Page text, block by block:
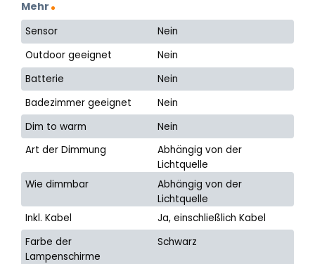
Mehr
Sensor
Nein
Outdoor geeignet
Nein
Batterie
Nein
Badezimmer geeignet
Nein
Dim to warm
Nein
Art der Dimmung
Abhängig von der
Lichtquelle
Wie dimmbar
Abhängig von der
Lichtquelle
Inkl. Kabel
Ja, einschließlich Kabel
Farbe der
Lampenschirme
Schwarz